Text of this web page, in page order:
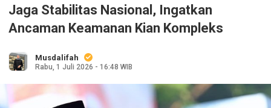
Jaga Stabilitas Nasional, Ingatkan
Ancaman Keamanan Kian Kompleks
Musdalifah
Rabu, 1 Juli 2026 - 16:48 WIB